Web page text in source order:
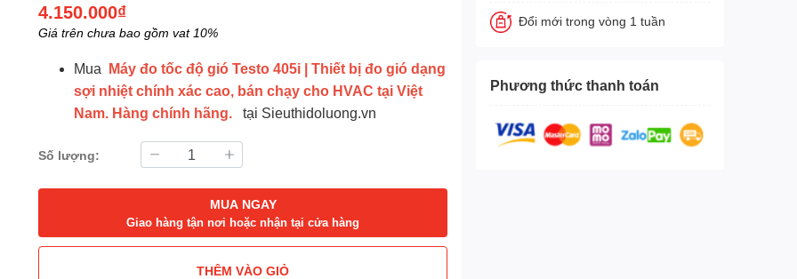
4.150.000₫
Giá trên chưa bao gồm vat 10%
Mua
Máy đo tốc độ gió Testo 405i | Thiết bị đo gió dạng
sợi nhiệt chính xác cao, bán chạy cho HVAC tại Việt
Nam. Hàng chính hãng.
tại Sieuthidoluong.vn
Số lượng:
MUA NGAY
Giao hàng tận nơi hoặc nhận tại cửa hàng
THÊM VÀO GIỎ
Đổi mới trong vòng 1 tuần
Phương thức thanh toán